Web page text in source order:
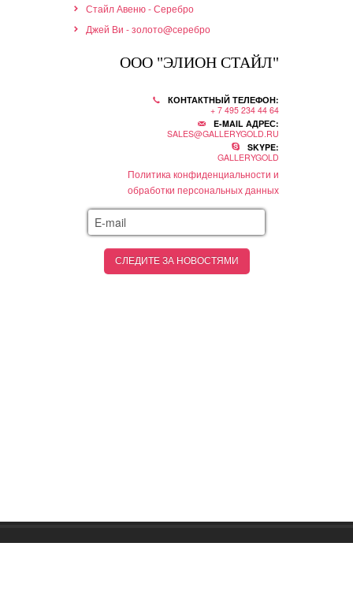
Стайл Авеню - Серебро
Джей Ви - золото@серебро
ООО "ЭЛИОН СТАЙЛ"
КОНТАКТНЫЙ ТЕЛЕФОН:
+ 7 495 234 44 64
E-MAIL АДРЕС:
SALES@GALLERYGOLD.RU
SKYPE:
GALLERYGOLD
Политика конфиденциальности и
обработки персональных данных